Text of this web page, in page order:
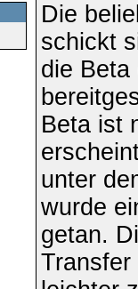
Die
schickt
die Beta
Beta ist
unter
wurde
getan.
Transfer